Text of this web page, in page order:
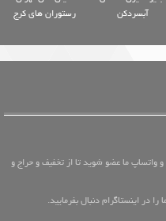
آبسردکن
رستوران های کرج
ما عضو شوید تا از تخفیف و حراج و
در اینستاگرام دنبال بفرمایید.